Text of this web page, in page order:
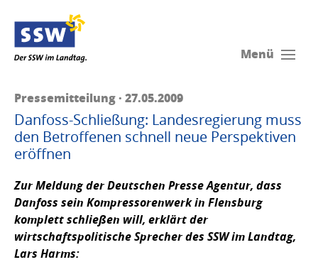
Menü
Pressemitteilung · 27.05.2009
Danfoss-Schließung: Landesregierung muss
den Betroffenen schnell neue Perspektiven
eröffnen
Zur Meldung der Deutschen Presse Agentur, dass
Danfoss sein Kompressorenwerk in Flensburg
komplett schließen will, erklärt der
wirtschaftspolitische Sprecher des SSW im Landtag,
Lars Harms: